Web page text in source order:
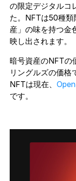
の限定デジタルコ
た。NFTは50種
産」の味を持つ金
映し出されます。
暗号資産のNFTの
リングルズの価格
NFTは現在、
です。